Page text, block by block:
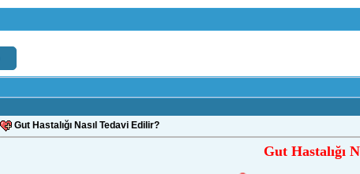
Gut Hastalığı Nasıl Tedavi Edilir?
Gut Hastalığı